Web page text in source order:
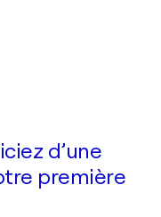
d’une
première